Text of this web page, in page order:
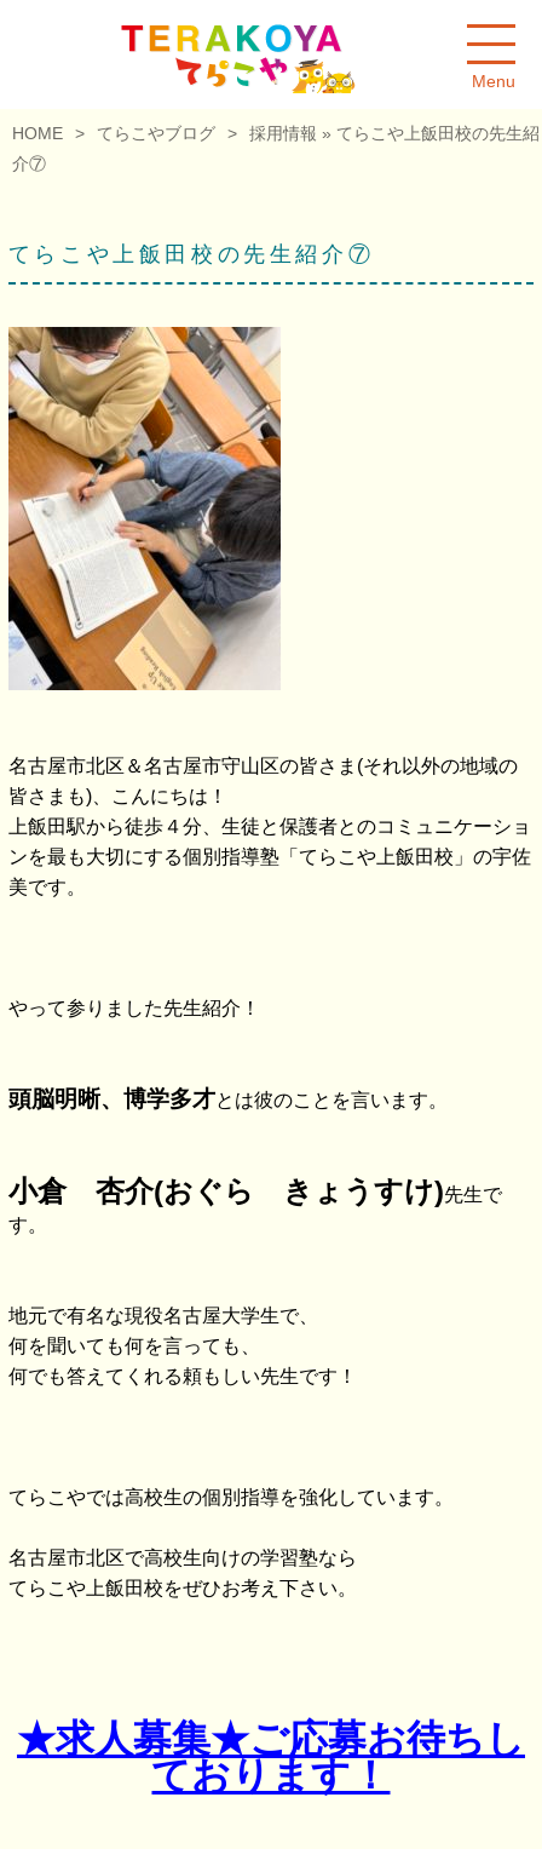
Menu
HOME > てらこやブログ > 採用情報 » てらこや上飯田校の先生紹
介⑦
てらこや上飯田校の先生紹介⑦
名古屋市北区＆名古屋市守山区の皆さま(それ以外の地域の
皆さまも)、こんにちは！
上飯田駅から徒歩４分、生徒と保護者とのコミュニケーショ
ンを最も大切にする個別指導塾「てらこや上飯田校」の宇佐
美です。
やって参りました先生紹介！
頭脳明晰、博学多才とは彼のことを言います。
小倉 杏介(おぐら きょうすけ)先生で
す。
地元で有名な現役名古屋大学生で、
何を聞いても何を言っても、
何でも答えてくれる頼もしい先生です！
てらこやでは高校生の個別指導を強化しています。
名古屋市北区で高校生向けの学習塾なら
てらこや上飯田校をぜひお考え下さい。
★求人募集★ご応募お待ちし
ております！